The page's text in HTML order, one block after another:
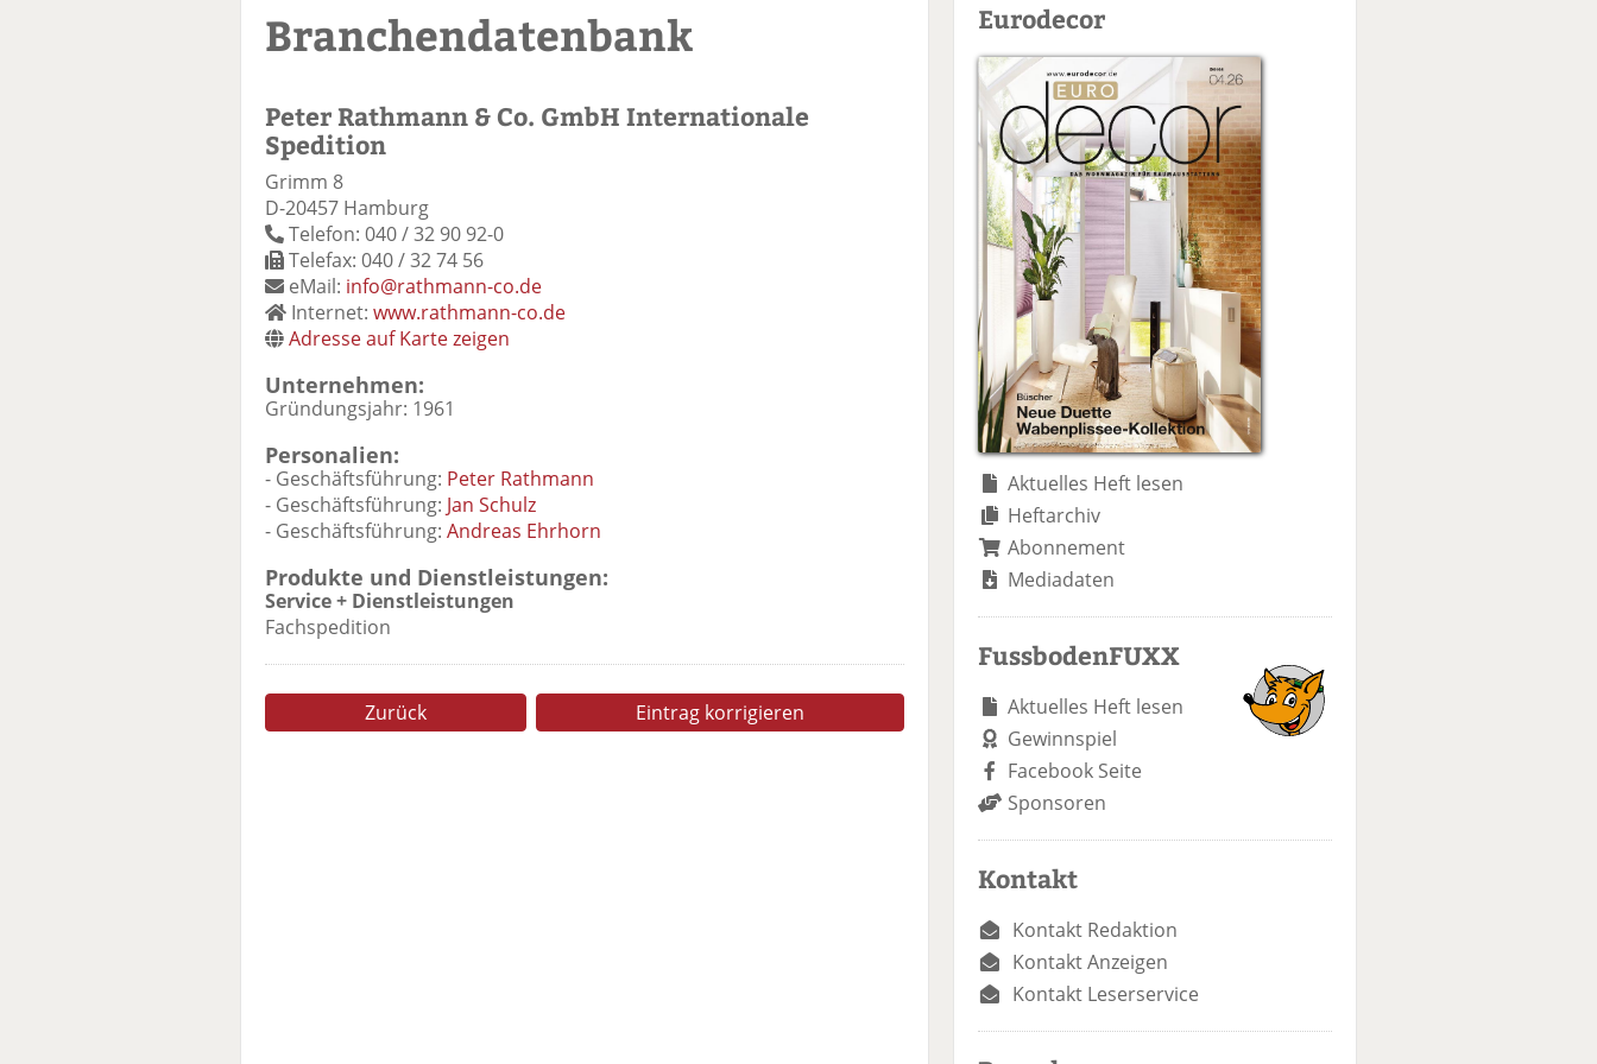
Branchendatenbank
Peter Rathmann & Co. GmbH Internationale
Spedition
Grimm 8
D-20457 Hamburg
Telefon: 040 / 32 90 92-0
Telefax: 040 / 32 74 56
eMail: info@rathmann-co.de
Internet: www.rathmann-co.de
Adresse auf Karte zeigen
Unternehmen:
Gründungsjahr: 1961
Personalien:
- Geschäftsführung: Peter Rathmann
- Geschäftsführung: Jan Schulz
- Geschäftsführung: Andreas Ehrhorn
Produkte und Dienstleistungen:
Service + Dienstleistungen
Fachspedition
Zurück Eintrag korrigieren
Eurodecor
Aktuelles Heft lesen
Heftarchiv
Abonnement
Mediadaten
FussbodenFUXX
Aktuelles Heft lesen
Gewinnspiel
Facebook Seite
Sponsoren
Kontakt
Kontakt Redaktion
Kontakt Anzeigen
Kontakt Leserservice